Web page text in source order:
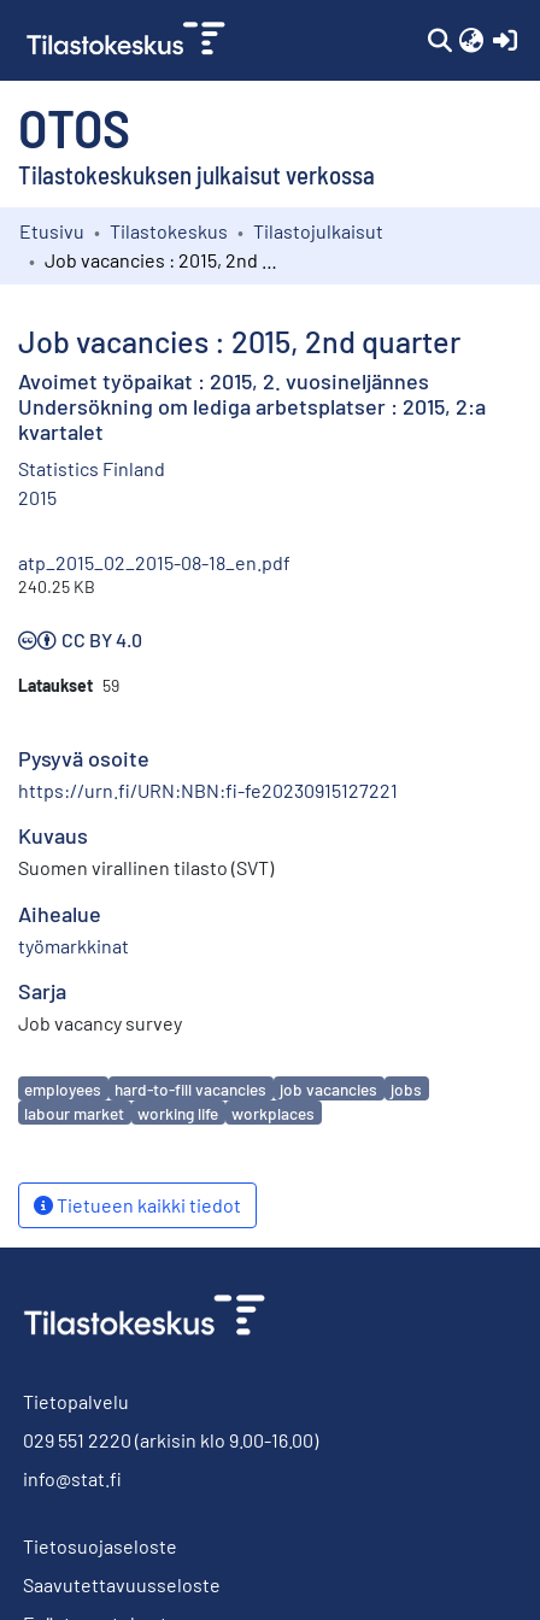
OTOS
Tilastokeskuksen julkaisut verkossa
Kokoelmat
Etusivu Tilastokeskus
Tilastojulkaisut
Job vacancies : 2015, 2nd quarter
Avoimet työpaikat : 2015, 2. vuosineljännes
Undersökning om lediga arbetsplatser : 2015, 2:a
kvartalet
Statistics Finland
2015
atp_2015_02_2015-08-18_en.pdf
240.25 KB
CC BY 4.0
Lataukset 59
Pysyvä osoite
https://urn.fi/URN:NBN:fi-fe20230915127221
Kuvaus
Suomen virallinen tilasto (SVT)
Aihealue
työmarkkinat
Sarja
Job vacancy survey
Avainsanat
employees hard-to-fill vacancies job vacancies
jobs
labour market
working life workplaces
Tietueen kaikki tiedot
Tietopalvelu
029 551 2220 (arkisin klo 9.00-16.00)
info@stat.fi
Tietosuojaseloste
Saavutettavuusseloste